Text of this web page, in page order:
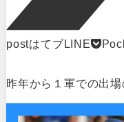
postはてブ LINE
昨年から１軍での出